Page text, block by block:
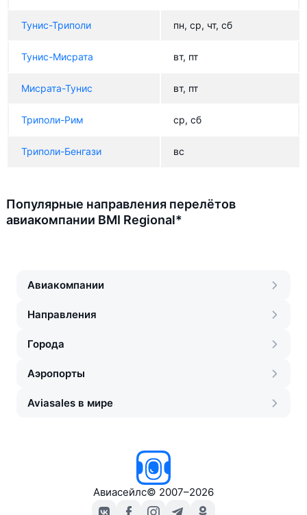
Тунис-Триполи пн, ср, чт, сб
Тунис-Мисрата вт, пт
Мисрата-Тунис вт, пт
Триполи-Рим ср, сб
Триполи-Бенгази вс
Популярные направления перелётов
авиакомпании BMI Regional*
Авиакомпании
Направления
Города
Аэропорты
Aviasales в мире
Авиасейлс© 2007–2026